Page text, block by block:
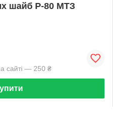
шайб Р-80 МТЗ
сайті — 250 ₴